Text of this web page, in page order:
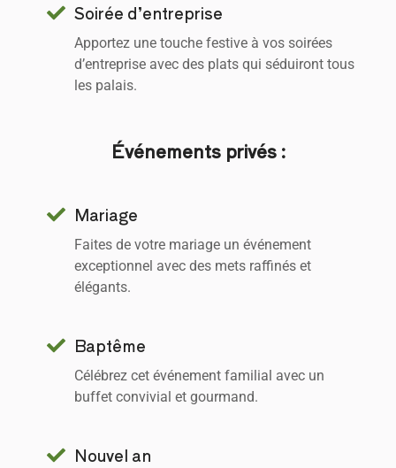
Soirée d’entreprise
Apportez une touche festive à vos soirées
d’entreprise avec des plats qui séduiront tous
les palais.
Événements privés :
Mariage
Faites de votre mariage un événement
exceptionnel avec des mets raffinés et
élégants.
Baptême
Célébrez cet événement familial avec un
buffet convivial et gourmand.
Nouvel an